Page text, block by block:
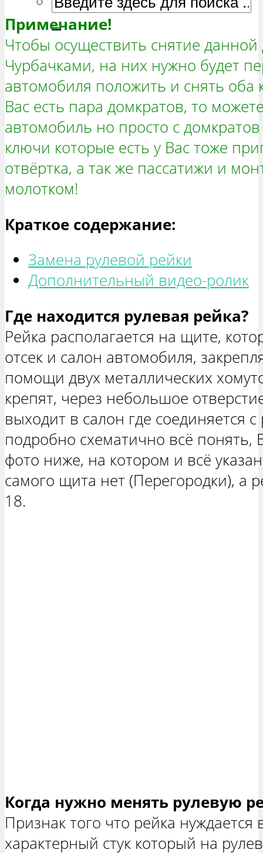
Примечание!
Чтобы осуществить снятие данной
Чурбачками, на них нужно будет
автомобиля положить и снять оба
Вас есть пара домкратов, то
автомобиль но просто с
ключи которые есть у Вас тоже
отвёртка, а так же пассатижи и
молотком!
Краткое содержание:
Замена рулевой рейки
Дополнительный видео-ролик
Где находится рулевая рейка?
Рейка располагается на щите,
отсек и салон автомобиля,
помощи двух металлических
крепят, через небольшое
выходит в салон где соединяется
подробно схематично всё
фото ниже, на котором и всё
самого щита нет (Перегородки), а
18.
Когда нужно менять рулевую
Признак того что рейка нуждается
характерный стук который на